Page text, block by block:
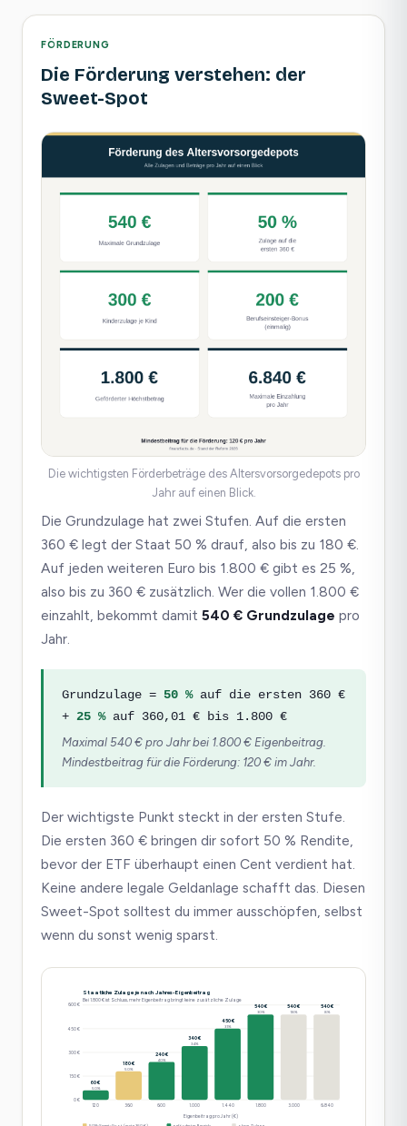
FÖRDERUNG
Die Förderung verstehen: der
Sweet-Spot
Die wichtigsten Förderbeträge des Altersvorsorgedepots pro
Jahr auf einen Blick.
Die Grundzulage hat zwei Stufen. Auf die ersten
360 € legt der Staat 50 % drauf, also bis zu 180 €.
Auf jeden weiteren Euro bis 1.800 € gibt es 25 %,
also bis zu 360 € zusätzlich. Wer die vollen 1.800 €
einzahlt, bekommt damit 540 € Grundzulage pro
Jahr.
Grundzulage = 50 %auf die ersten 360 €
+ 25 %auf 360,01 € bis 1.800 €
Maximal 540 € pro Jahr bei 1.800 € Eigenbeitrag.
Mindestbeitrag für die Förderung: 120 € im Jahr.
Der wichtigste Punkt steckt in der ersten Stufe.
Die ersten 360 € bringen dir sofort 50 % Rendite,
bevor der ETF überhaupt einen Cent verdient hat.
Keine andere legale Geldanlage schafft das. Diesen
Sweet-Spot solltest du immer ausschöpfen, selbst
wenn du sonst wenig sparst.
Staatliche Zulage je nach Jahres-Eigenbeitrag
Bei 1.800 € ist Schluss, mehr Eigenbeitrag bringt keine zusätzliche Zulage
0 €
150 €
300 €
450 €
600 €
60 €
50%
120
180 €
50%
360
240 €
40%
600
340 €
34%
1.000
450 €
31%
1.440
540 €
30%
1.800
540 €
18%
3.000
540 €
8%
6.840
Eigenbeitrag pro Jahr (€)